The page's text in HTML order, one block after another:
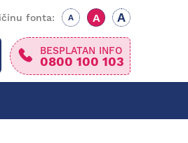
fonta: A A A
BESPLATAN INFO
0800 100 103